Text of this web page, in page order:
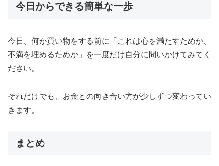
今日からできる簡単な一歩
今日、何か買い物をする前に「これは心を満たすためか、
不満を埋めるためか」を一度だけ自分に問いかけてみてく
ださい。
それだけでも、お金との向き合い方が少しずつ変わってい
きます。
まとめ